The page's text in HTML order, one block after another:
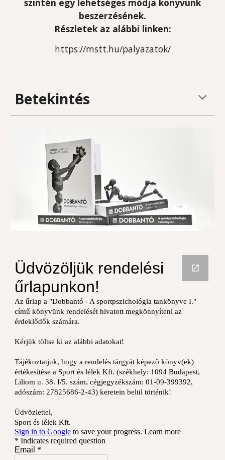
szintén egy lehetséges módja könyvünk
beszerzésének.
Részletek az alábbi linken:
https://mstt.hu/palyazatok/
Betekintés